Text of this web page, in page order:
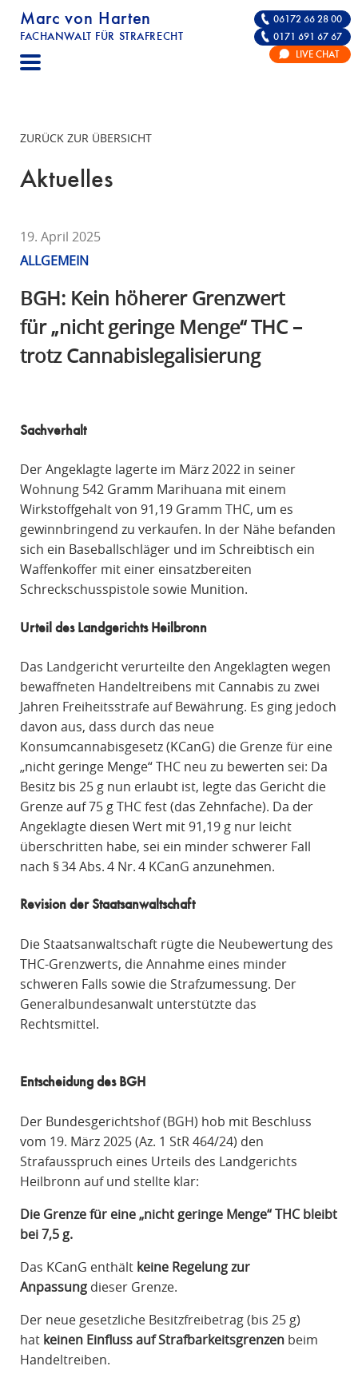
Marc von Harten
FACHANWALT FÜR STRAFRECHT
STRAFRECHT | RECHTSANWALT FÜR DIE
06172 66 28 00
0171 691 67 67
LIVE CHAT
ZURÜCK ZUR ÜBERSICHT
Aktuelles
19. April 2025
ALLGEMEIN
BGH: Kein höherer Grenzwert
für „nicht geringe Menge“ THC –
trotz Cannabislegalisierung
Sachverhalt
Der Angeklagte lagerte im März 2022 in seiner
Wohnung 542 Gramm Marihuana mit einem
Wirkstoffgehalt von 91,19 Gramm THC, um es
gewinnbringend zu verkaufen. In der Nähe befanden
sich ein Baseballschläger und im Schreibtisch ein
Waffenkoffer mit einer einsatzbereiten
Schreckschusspistole sowie Munition.
Urteil des Landgerichts Heilbronn
Das Landgericht verurteilte den Angeklagten wegen
bewaffneten Handeltreibens mit Cannabis zu zwei
Jahren Freiheitsstrafe auf Bewährung. Es ging jedoch
davon aus, dass durch das neue
Konsumcannabisgesetz (KCanG) die Grenze für eine
„nicht geringe Menge“ THC neu zu bewerten sei: Da
Besitz bis 25 g nun erlaubt ist, legte das Gericht die
Grenze auf 75 g THC fest (das Zehnfache). Da der
Angeklagte diesen Wert mit 91,19 g nur leicht
überschritten habe, sei ein minder schwerer Fall
nach § 34 Abs. 4 Nr. 4 KCanG anzunehmen.
Revision der Staatsanwaltschaft
Die Staatsanwaltschaft rügte die Neubewertung des
THC-Grenzwerts, die Annahme eines minder
schweren Falls sowie die Strafzumessung. Der
Generalbundesanwalt unterstützte das
Rechtsmittel.
Entscheidung des BGH
Der Bundesgerichtshof (BGH) hob mit Beschluss
vom 19. März 2025 (Az. 1 StR 464/24) den
Strafausspruch eines Urteils des Landgerichts
Heilbronn auf und stellte klar:
Die Grenze für eine „nicht geringe Menge“ THC bleibt
bei 7,5 g.
Das KCanG enthält keine Regelung zur
Anpassungdieser Grenze.
Der neue gesetzliche Besitzfreibetrag (bis 25 g)
hat keinen Einfluss auf Strafbarkeitsgrenzenbeim
Handeltreiben.